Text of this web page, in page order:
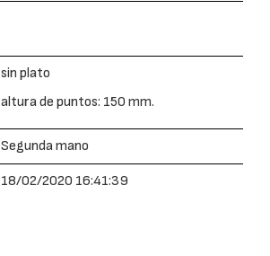
sin plato
altura de puntos: 150 mm.
Segunda mano
18/02/2020 16:41:39